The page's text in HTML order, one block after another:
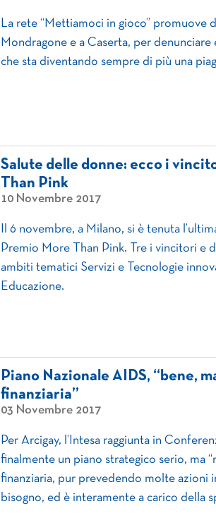
La rete “Mettiamoci in gioco” promuove
Mondragone e a Caserta, per
che sta diventando sempre di più una
Salute delle donne: ecco i
Than Pink
10 Novembre 2017
Il 6 novembre, a Milano, si è tenuta
Premio More Than Pink. Tre i vincitori e
ambiti tematici Servizi e Tecnologie
Educazione.
Piano Nazionale AIDS, “bene,
finanziaria”
03 Novembre 2017
Per Arcigay, l’Intesa raggiunta in
finalmente un piano strategico serio, ma
finanziaria, pur prevedendo molte azioni
bisogno, ed è interamente a carico della